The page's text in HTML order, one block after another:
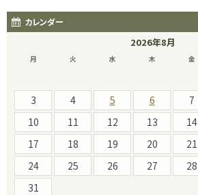
カレンダー
2026年8月
月 火 水 木 金
3
4 5 6 7
10
11 12 13 14
17
18 19 20 21
24
25 26 27 28
31